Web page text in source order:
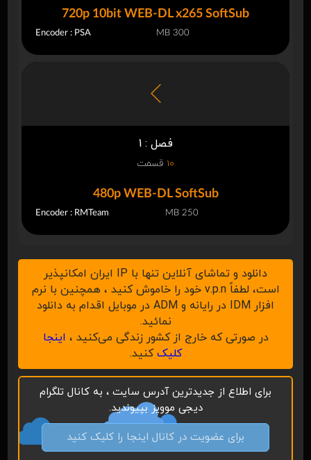
720p 10bit WEB-DL x265 SoftSub
Encoder : PSA 300 MB
فصل : 1
10 قسمت
480p WEB-DL SoftSub
Encoder : RMTeam 250 MB
دانلود و تماشای آنلاین تنها با IP ایران امکانپذیر
است، لطفاً v.p.n خود را خاموش کنید ، همچنین با نرم
افزار IDM در رایانه و ADM در موبایل اقدام به دانلود
نمائید.
در صورتی که خارج از کشور زندگی می‌کنید ، اینجا
کلیککنید.
برای اطلاع از جدیدترین آدرس سایت ، به کانال تلگرام
دیجی موویز بپیوندید.
برای عضویت در کانال اینجا را کلیک کنید